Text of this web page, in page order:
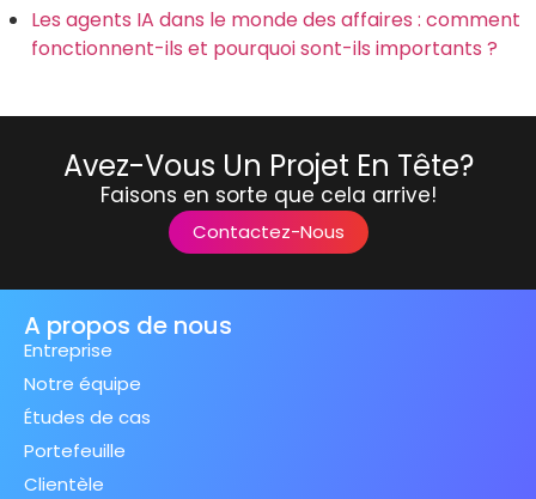
Les agents IA dans le monde des affaires : comment
fonctionnent-ils et pourquoi sont-ils importants ?
Avez-Vous Un Projet En Tête?
Faisons en sorte que cela arrive!
Contactez-Nous
A propos de nous
Entreprise
Notre équipe
Études de cas
Portefeuille
Clientèle